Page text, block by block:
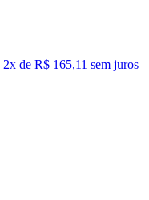
2x de R$ 165,11 sem juros